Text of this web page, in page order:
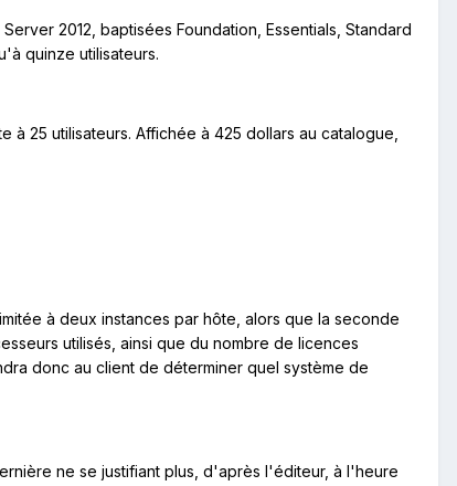
2012, baptisées Foundation, Essentials, Standard
quinze utilisateurs.
25 utilisateurs. Affichée à 425 dollars au catalogue,
à deux instances par hôte, alors que la seconde
utilisés, ainsi que du nombre de licences
donc au client de déterminer quel système de
ne se justifiant plus, d'après l'éditeur, à l'heure